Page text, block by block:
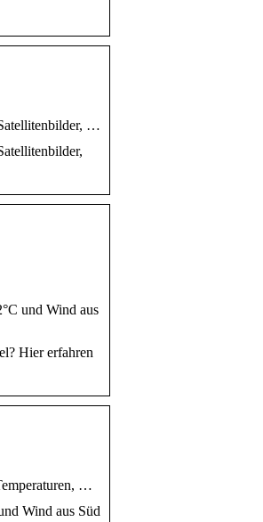
…
und Wind aus
Hier erfahren
…
Wind aus Süd